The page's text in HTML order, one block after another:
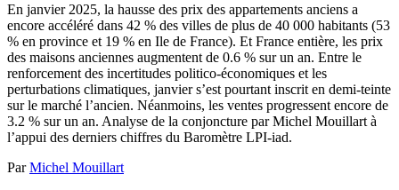
En janvier 2025, la hausse des prix des appartements anciens a
encore accéléré dans 42 % des villes de plus de 40 000 habitants (53
% en province et 19 % en Ile de France). Et France entière, les prix
des maisons anciennes augmentent de 0.6 % sur un an. Entre le
renforcement des incertitudes politico-économiques et les
perturbations climatiques, janvier s’est pourtant inscrit en demi-teinte
sur le marché l’ancien. Néanmoins, les ventes progressent encore de
3.2 % sur un an. Analyse de la conjoncture par Michel Mouillart à
l’appui des derniers chiffres du Baromètre LPI-iad.
ParMichel Mouillart